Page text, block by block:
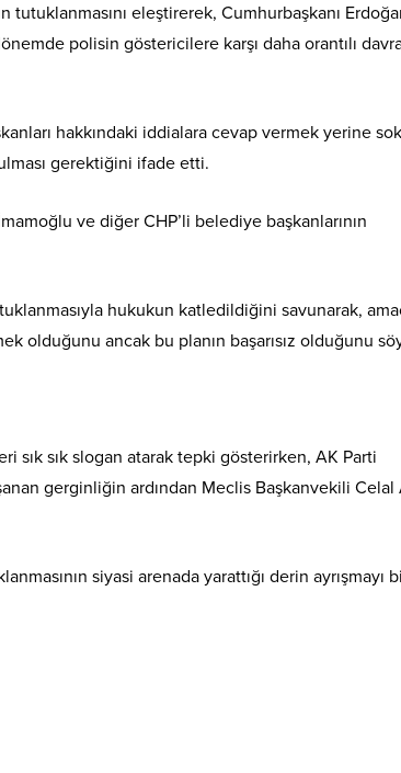
eleştirerek, Cumhurbaşkanı
polisin göstericilere karşı daha orantılı
hakkındaki iddialara cevap vermek yerine
gerektiğini ifade etti.
ve diğer CHP’li belediye başkanlarının
hukukun katledildiğini savunarak,
olduğunu ancak bu planın başarısız olduğunu
sık sık slogan atarak tepki gösterirken, AK Parti
gerginliğin ardından Meclis Başkanvekili Celal
siyasi arenada yarattığı derin ayrışmayı